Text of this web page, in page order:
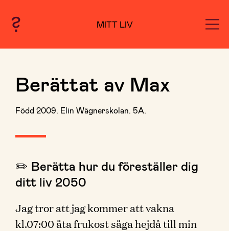
MITT LIV
Berättat av Max
Född 2009. Elin Wägnerskolan. 5A.
✏️ Berätta hur du föreställer dig
ditt liv 2050
Jag tror att jag kommer att vakna
kl.07:00 äta frukost säga hejdå till min